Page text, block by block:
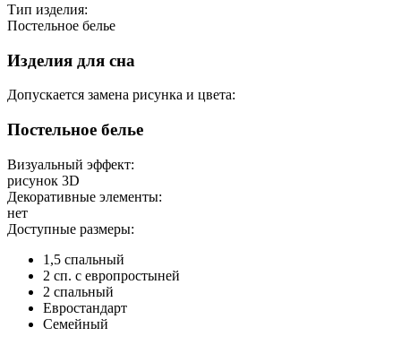
Тип изделия:
Постельное белье
Изделия для сна
Допускается замена рисунка и цвета:
Постельное белье
Визуальный эффект:
рисунок 3D
Декоративные элементы:
нет
Доступные размеры:
1,5 спальный
2 сп. с европростыней
2 спальный
Евростандарт
Семейный